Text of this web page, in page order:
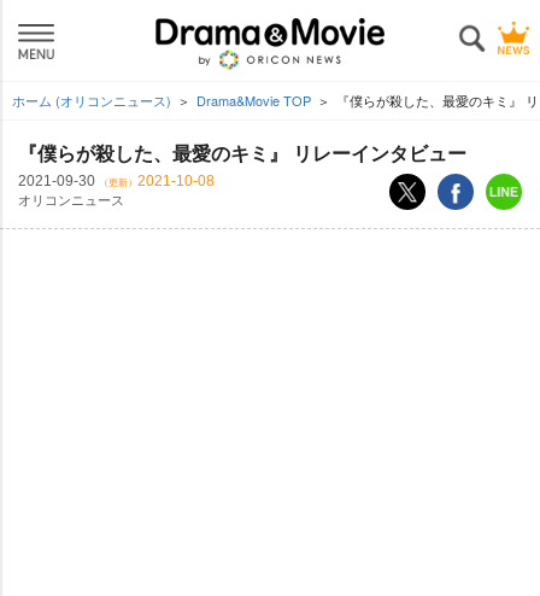
ホーム (オリコンニュース) Drama&Movie TOP 『僕らが殺した、最愛のキミ』
『僕らが殺した、最愛のキミ』 リレーインタビュー
2021-09-30 （更新） 2021-10-08
オリコンニュース